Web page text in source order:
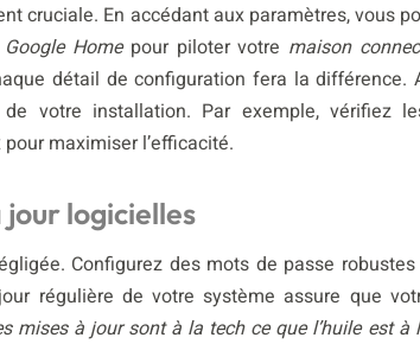
cruciale. En accédant aux paramètres, vous
Google Homepour piloter votre maison
détail de configuration fera la différence.
votre installation. Par exemple, vérifiez
maximiser l’efficacité.
logicielles
Configurez des mots de passe
régulière de votre système assure que
mises à jour sont à la tech ce que l’huile est à